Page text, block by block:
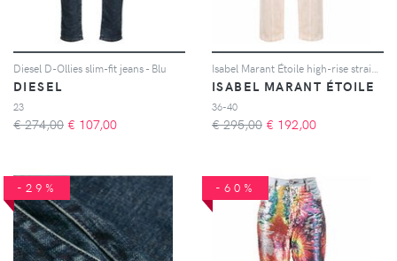
Diesel D-Ollies slim-fit jeans - Blu
DIESEL
23
€ 274,00 € 107,00
ISABEL MARANT ÉTOILE
36-40
€ 295,00 € 192,00
-29% -60%